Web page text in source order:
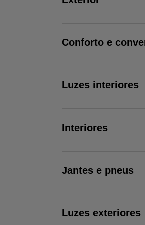
Conforto e
Luzes interiores
Interiores
Jantes e pneus
Luzes exteriores